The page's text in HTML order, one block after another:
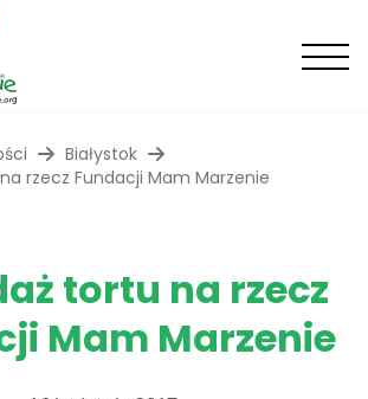
Białystok
rzecz Fundacji Mam Marzenie
tortu na rzecz
Mam Marzenie